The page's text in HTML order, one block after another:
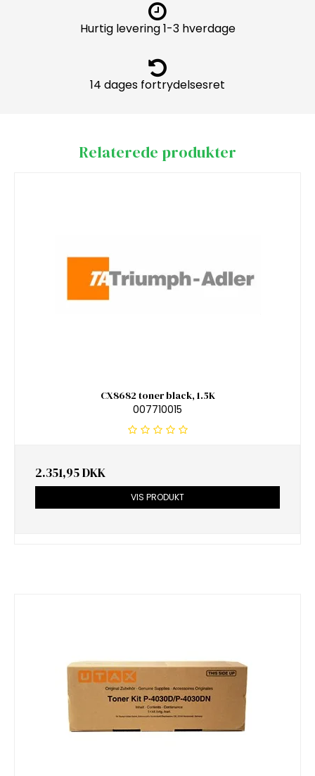
Hurtig levering 1-3 hverdage
14 dages fortrydelsesret
Relaterede produkter
CX8682 toner black, 1.5K
007710015
2.351,95 DKK
VIS PRODUKT